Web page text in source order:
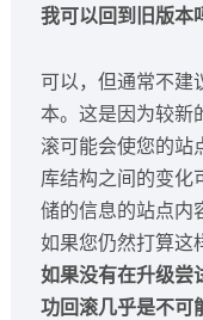
我可以回到旧版本
可以，但通常不建
本。这是因为较新
滚可能会使您的站
库结构之间的变化
储的信息的站点内
如果您仍然打算这
如果没有在升级尝
功回滚几乎是不可